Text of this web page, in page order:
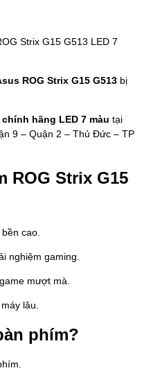
Strix G15 G513 LED 7
ROG Strix G15 G513 bị
hãng LED 7 màu tại
9 – Quận 2 – Thủ Đức – TP
ROG Strix G15
bền cao.
nghiệm gaming.
mượt mà.
lâu.
phím?